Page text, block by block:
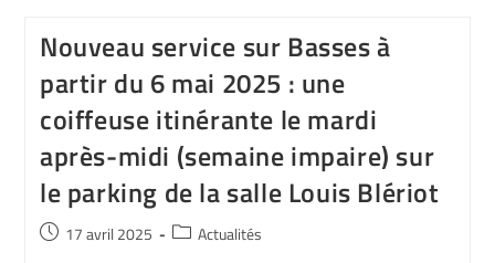
Nouveau service sur Basses à
partir du 6 mai 2025 : une
coiffeuse itinérante le mardi
après-midi (semaine impaire) sur
le parking de la salle Louis Blériot
17 avril 2025 Actualités